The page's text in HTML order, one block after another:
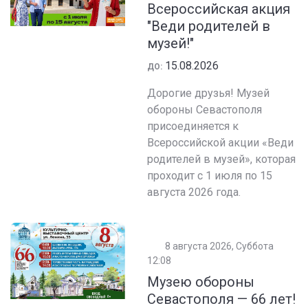
Всероссийская акция
"Веди родителей в
музей!"
ДО: 15.08.2026
Дорогие друзья! Музей
обороны Севастополя
присоединяется к
Всероссийской акции «Веди
родителей в музей», которая
проходит с 1 июля по 15
августа 2026 года.
8 августа 2026, Суббота
12:08
Музею обороны
Севастополя — 66 лет!